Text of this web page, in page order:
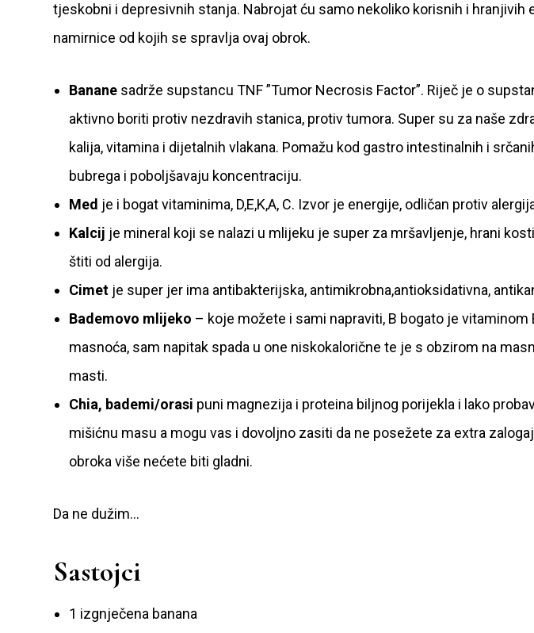
tjeskobni i depresivnih stanja. Nabrojat ću samo nekoliko korisnih i hranjivih
namirnice od kojih se spravlja ovaj obrok.
Banane sadrže supstancu TNF ”Tumor Necrosis Factor”. Riječ je o
aktivno boriti protiv nezdravih stanica, protiv tumora. Super su za naše
kalija, vitamina i dijetalnih vlakana. Pomažu kod gastro intestinalnih i
bubrega i poboljšavaju koncentraciju.
Med je i bogat vitaminima, D,E,K,A, C. Izvor je energije, odličan protiv
Kalcij je mineral koji se nalazi u mlijeku je super za mršavljenje, hrani
štiti od alergija.
Cimet je super jer ima antibakterijska, antimikrobna,antioksidativna,
Bademovo mlijeko – koje možete i sami napraviti, B bogato je vitaminom
masnoća, sam napitak spada u one niskokalorične te je s obzirom na
masti.
Chia, bademi/orasi puni magnezija i proteina biljnog porijekla i lako
mišićnu masu a mogu vas i dovoljno zasiti da ne posežete za extra
obroka više nećete biti gladni.
Da ne dužim…
Sastojci
1 izgnječena banana